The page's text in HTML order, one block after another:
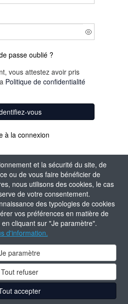
et la sécurité du site, de
ou de vous faire bénéficier de
nous utilisons des cookies, le cas
de votre consentement.
des typologies de cookies
vos préférences en matière de
cliquant sur "Je paramètre".
d'information.
paramètre
Tout refuser
accepter
passe oublié ?
vous attestez avoir pris
Politique de confidentialité
vous
à la connexion